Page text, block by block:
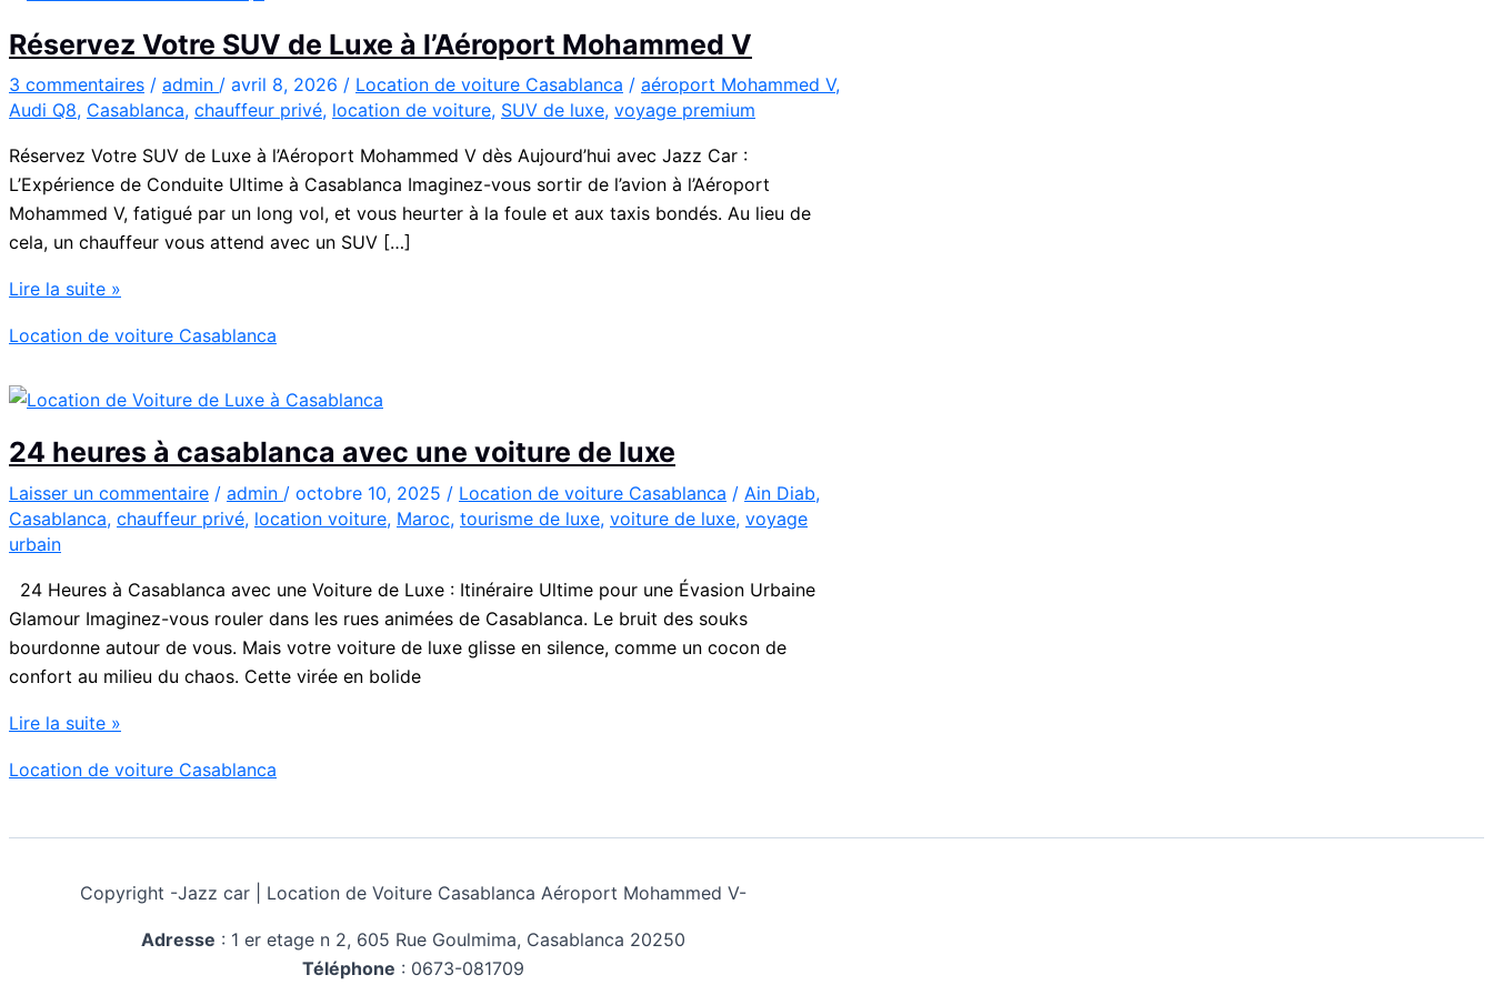
Réservez Votre SUV de Luxe à l’Aéroport Mohammed V
3 commentaires / admin / avril 8, 2026 / Location de voiture Casablanca / aéroport Mohammed V,
Audi Q8, Casablanca, chauffeur privé, location de voiture, SUV de luxe, voyage premium
Réservez Votre SUV de Luxe à l’Aéroport Mohammed V dès Aujourd’hui avec Jazz Car :
L’Expérience de Conduite Ultime à Casablanca Imaginez-vous sortir de l’avion à l’Aéroport
Mohammed V, fatigué par un long vol, et vous heurter à la foule et aux taxis bondés. Au lieu de
cela, un chauffeur vous attend avec un SUV […]
Réservez
SUV
Luxe
l’Aéroport
Mohammed
V
Lire la suite »
Location de voiture Casablanca
24 heures à casablanca avec une voiture de luxe
Laisser un commentaire / admin / octobre 10, 2025 / Location de voiture Casablanca / Ain Diab,
Casablanca, chauffeur privé, location voiture, Maroc, tourisme de luxe, voiture de luxe, voyage
urbain
24 Heures à Casablanca avec une Voiture de Luxe : Itinéraire Ultime pour une Évasion Urbaine
Glamour Imaginez-vous rouler dans les rues animées de Casablanca. Le bruit des souks
bourdonne autour de vous. Mais votre voiture de luxe glisse en silence, comme un cocon de
confort au milieu du chaos. Cette virée en bolide
24
à
avec
Lire la suite »
Location de voiture Casablanca
Copyright -Jazz car | Location de Voiture Casablanca Aéroport Mohammed V-
Adresse : 1 er etage n 2, 605 Rue Goulmima, Casablanca 20250
Téléphone : 0673-081709